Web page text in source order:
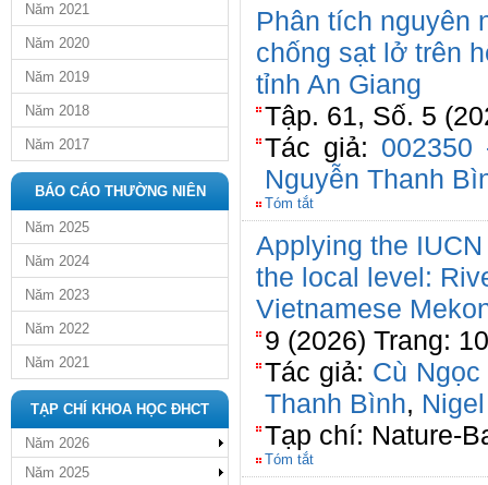
Năm 2021
Năm 2020
Năm 2019
Năm 2018
Năm 2017
BÁO CÁO THƯỜNG NIÊN
Năm 2025
Năm 2024
Năm 2023
Năm 2022
Năm 2021
TẠP CHÍ KHOA HỌC ĐHCT
Năm 2026
Năm 2025
Phân tích nguyên
chống sạt lở trên
tỉnh An Giang
Tập. 61, Số. 5
Tác giả: 002350
Nguyễn Thanh
Tóm tắt
Applying the
the local level:
Vietnamese
9 (2026) Trang:
Tác giả: Cù Ngọc
Thanh Bình,
Tạp chí: Nature-
Tóm tắt